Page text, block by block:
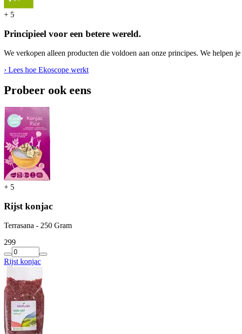
+ 5
Principieel voor een betere wereld.
We verkopen alleen producten die voldoen aan onze principes. We helpen
› Lees hoe Ekoscope werkt
Probeer ook eens
+ 5
Rijst konjac
Terrasana - 250 Gram
299
Rijst konjac